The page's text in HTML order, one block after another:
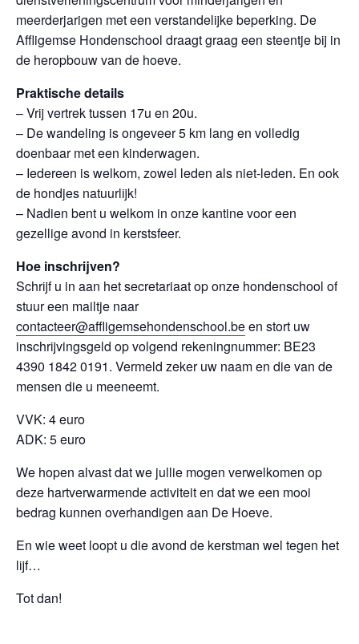
meerderjarigen met een verstandelijke beperking. De
Affligemse Hondenschool draagt graag een steentje bij in
de heropbouw van de hoeve.
Praktische details
– Vrij vertrek tussen 17u en 20u.
– De wandeling is ongeveer 5 km lang en volledig
doenbaar met een kinderwagen.
– Iedereen is welkom, zowel leden als niet-leden. En ook
de hondjes natuurlijk!
– Nadien bent u welkom in onze kantine voor een
gezellige avond in kerstsfeer.
Hoe inschrijven?
Schrijf u in aan het secretariaat op onze hondenschool of
stuur een mailtje naar
contacteer@affligemsehondenschool.been stort uw
inschrijvingsgeld op volgend rekeningnummer: BE23
4390 1842 0191. Vermeld zeker uw naam en die van de
mensen die u meeneemt.
VVK: 4 euro
ADK: 5 euro
We hopen alvast dat we jullie mogen verwelkomen op
deze hartverwarmende activiteit en dat we een mooi
bedrag kunnen overhandigen aan De Hoeve.
En wie weet loopt u die avond de kerstman wel tegen het
lijf…
Tot dan!